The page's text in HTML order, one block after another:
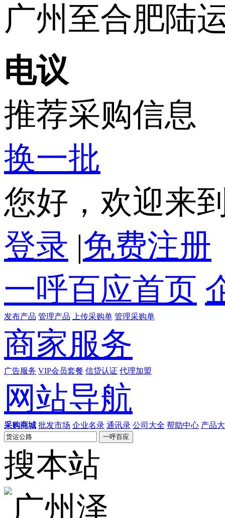
广州至合肥陆
电议
推荐采购信息
换一批
您好，欢迎来
登录 |免费注册
一呼百应首页
发布产品 管理产品 上传采购单 管理采购单
商家服务
广告服务 VIP会员套餐 信贷认证 代理加盟
网站导航
采购商城 批发市场 企业名录 通讯录 公司大全 帮助中心 产品
搜本站